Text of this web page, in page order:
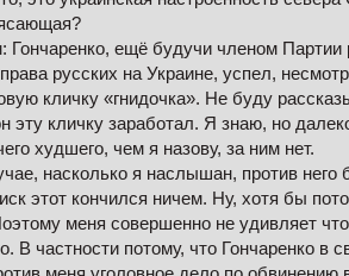
Гончаренко, ещё будучи членом Партии
русских на Украине, успел,
кличку «гнидочка». Не буду
эту кличку заработал. Я знаю, но
худшего, чем я назову, за ним нет.
насколько я наслышан, против
этот кончился ничем. Ну, хотя бы
меня совершенно не удивляет
В частности потому, что Гончаренко в